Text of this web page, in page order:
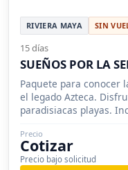
RIVIERA MAYA SIN
15 días
SUEÑOS POR LA
Paquete para conocer
el legado Azteca.
paradisiacas playas.
Precio
Cotizar
Precio bajo solicitud